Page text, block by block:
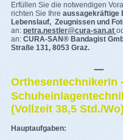
Erfüllen Sie die notwendigen
richten Sie Ihre aussagekräftige
Lebenslauf, Zeugnissen und
an: petra.nestler@cura-san.at
an: CURA-SAN® Bandagist
Straße 131, 8053 Graz.
OrthesentechnikerIn
(Vollzeit 38,5 Std./Wo)
Hauptaufgaben: